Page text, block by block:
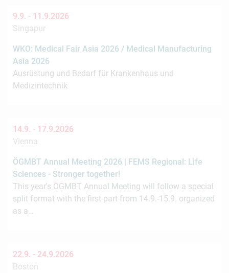
9.9. - 11.9.2026
Singapur
WKO: Medical Fair Asia 2026 / Medical Manufacturing
Asia 2026
Ausrüstung und Bedarf für Krankenhaus und
Medizintechnik
14.9. - 17.9.2026
Vienna
ÖGMBT Annual Meeting 2026 | FEMS Regional: Life
Sciences - Stronger together!
This year's ÖGMBT Annual Meeting will follow a special
split format with the first part from 14.9.-15.9. organized
as a…
22.9. - 24.9.2026
Boston